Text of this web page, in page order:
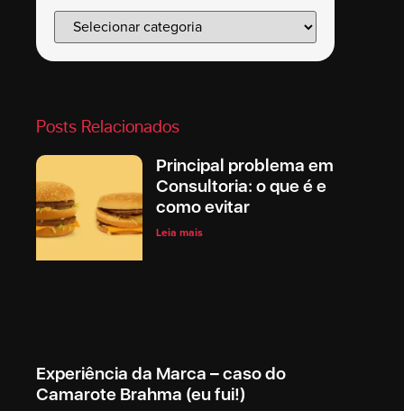
Posts Relacionados
Principal problema em
Consultoria: o que é e
como evitar
Leia mais
Experiência da Marca – caso do
Camarote Brahma (eu fui!)